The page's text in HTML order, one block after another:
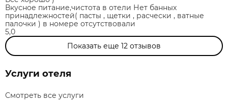
Вкусное питание,чистота в отели Нет банных
принадлежностей( пасты , щетки , расчески , ватные
палочки ) в номере отсутствовали
5,0
Показать еще 12 отзывов
Услуги отеля
Смотреть все услуги